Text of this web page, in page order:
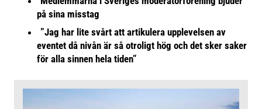
på sina misstag
”Jag har lite svårt att artikulera upplevelsen av
eventet då nivån är så otroligt hög och det sker saker
för alla sinnen hela tiden”